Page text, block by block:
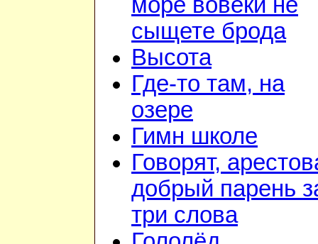
море вовеки не
сыщете брода
Высота
Где-то там, на
озере
Гимн школе
Говорят,
добрый парень
три слова